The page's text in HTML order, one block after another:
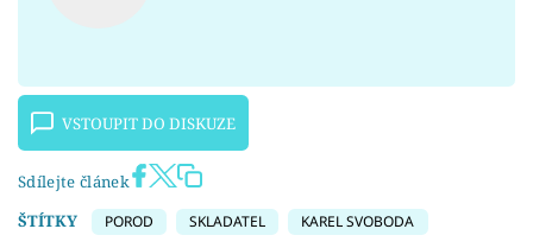
VSTOUPIT DO DISKUZE
Sdílejte článek
ŠTÍTKY
POROD SKLADATEL KAREL SVOBODA